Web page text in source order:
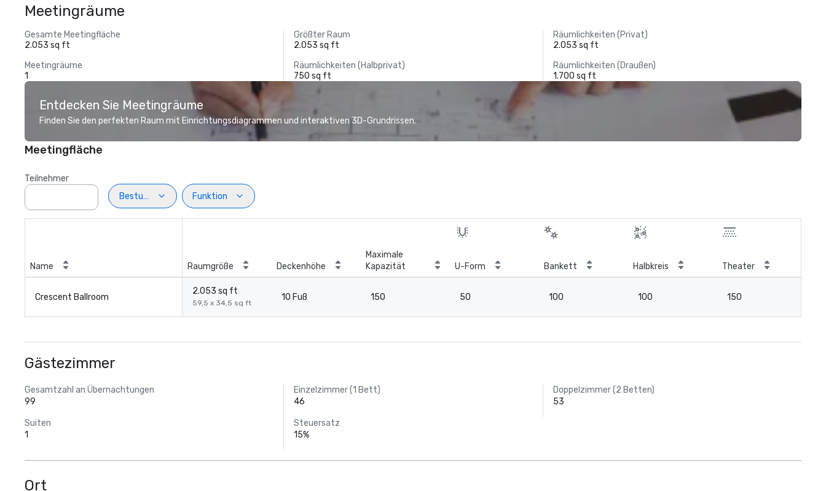
Meetingräume
Gesamte Meetingfläche
2.053 sq ft
Größter Raum
2.053 sq ft
Räumlichkeiten (Privat)
2.053 sq ft
Meetingräume
1
Räumlichkeiten (Halbprivat)
750 sq ft
Räumlichkeiten (Draußen)
1.700 sq ft
Entdecken Sie Meetingräume
Finden Sie den perfekten Raum mit Einrichtungsdiagrammen und interaktiven 3D-Grundrissen.
Meetingfläche
Teilnehmer
Bestuhlung
Funktion
Name Raumgröße Deckenhöhe
Maximale
Kapazität
U-Form Bankett Halbkreis Theater
Crescent Ballroom
2.053 sq ft
59,5 x 34,5 sq ft
10 Fuß 150 50 100 100 150
Gästezimmer
Gesamtzahl an Übernachtungen
99
Einzelzimmer (1 Bett)
46
Doppelzimmer (2 Betten)
53
Suiten
1
Steuersatz
15%
Ort